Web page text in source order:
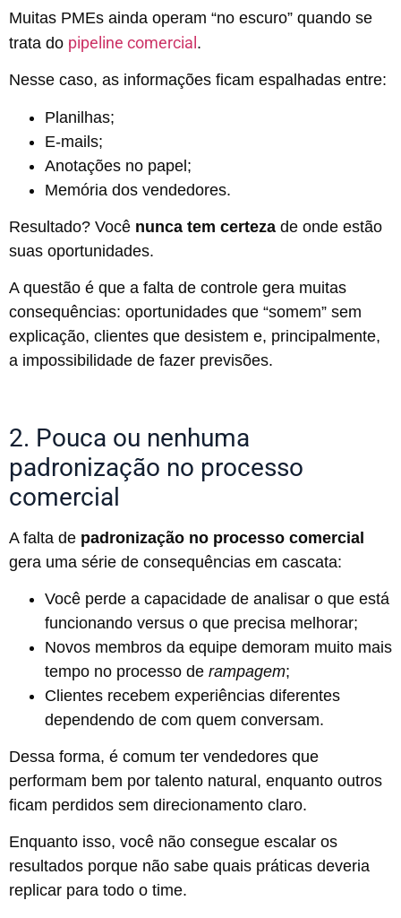
Muitas PMEs ainda operam “no escuro” quando se
trata do pipeline comercial.
Nesse caso, as informações ficam espalhadas entre:
Planilhas;
E-mails;
Anotações no papel;
Memória dos vendedores.
Resultado? Você nunca tem certeza de onde estão
suas oportunidades.
A questão é que a falta de controle gera muitas
consequências: oportunidades que “somem” sem
explicação, clientes que desistem e, principalmente,
a impossibilidade de fazer previsões.
2. Pouca ou nenhuma
padronização no processo
comercial
A falta de padronização no processo comercial
gera uma série de consequências em cascata:
Você perde a capacidade de analisar o que está
funcionando versus o que precisa melhorar;
Novos membros da equipe demoram muito mais
tempo no processo de rampagem;
Clientes recebem experiências diferentes
dependendo de com quem conversam.
Dessa forma, é comum ter vendedores que
performam bem por talento natural, enquanto outros
ficam perdidos sem direcionamento claro.
Enquanto isso, você não consegue escalar os
resultados porque não sabe quais práticas deveria
replicar para todo o time.